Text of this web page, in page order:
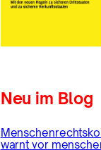
Neu im Blog
warnt vor